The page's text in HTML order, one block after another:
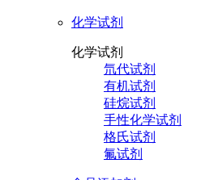
化学试剂
化学试剂
氘代试剂
有机试剂
硅烷试剂
手性化学试剂
格氏试剂
氟试剂